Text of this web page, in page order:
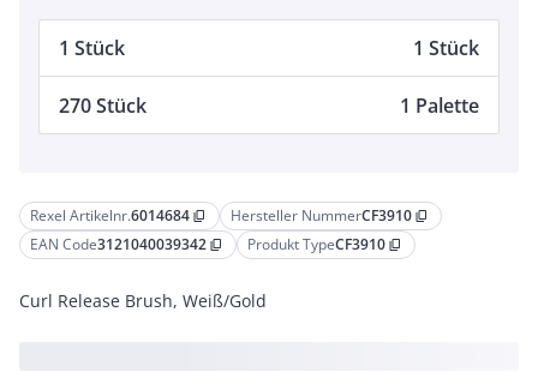
Rexel Artikelnr.6014684 content_copy Hersteller NummerCF3910 content_copy
EAN Code3121040039342 content_copy Produkt TypeCF3910 content_copy
Curl Release Brush, Weiß/Gold
1 Stück 1 Stück
270 Stück 1 Palette